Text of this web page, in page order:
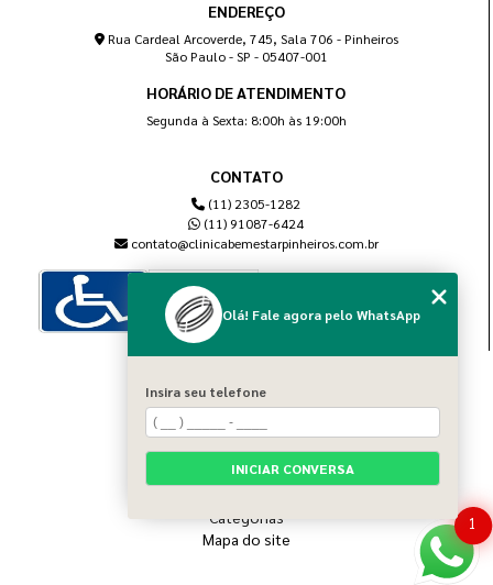
ENDEREÇO
Rua Cardeal Arcoverde, 745, Sala 706 - Pinheiros
São Paulo - SP - 05407-001
HORÁRIO DE ATENDIMENTO
Segunda à Sexta: 8:00h às 19:00h
CONTATO
(11) 2305-1282
(11) 91087-6424
contato@clinicabemestarpinheiros.com.br
Home
Sobre nós
Blog
Serviços
Categorias
Mapa do site
1
Olá! Fale agora pelo WhatsApp
Insira seu telefone
INICIAR CONVERSA